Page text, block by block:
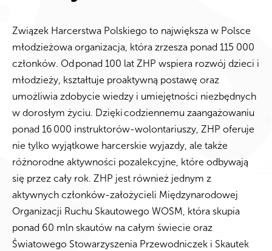
Związek Harcerstwa Polskiego to największa w Polsce
młodzieżowa organizacja, która zrzesza ponad 115 000
członków. Od ponad 100 lat ZHP wspiera rozwój dzieci i
młodzieży, kształtuje proaktywną postawę oraz
umożliwia zdobycie wiedzy i umiejętności niezbędnych
w dorosłym życiu. Dziękicodziennemu zaangażowaniu
ponad 16 000 instruktorów-wolontariuszy, ZHP oferuje
nie tylko wyjątkowe harcerskie wyjazdy, ale także
różnorodne aktywności pozalekcyjne, które odbywają
się przez cały rok. ZHP jest również jednym z
aktywnych członków-założycieli Międzynarodowej
Organizacji Ruchu Skautowego WOSM, która skupia
ponad 60 mln skautów na całym świecie oraz
Światowego Stowarzyszenia Przewodniczek i Skautek